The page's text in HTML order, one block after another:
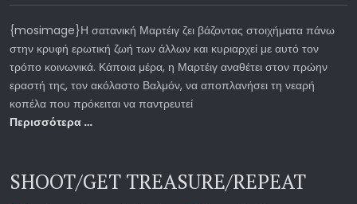
{mosimage}Η σατανική Μαρτέιγ ζει βάζοντας στοιχήματα πάνω
στην κρυφή ερωτική ζωή των άλλων και κυριαρχεί με αυτό τον
τρόπο κοινωνικά. Κάποια μέρα, η Μαρτέιγ αναθέτει στον πρώην
εραστή της, τον ακόλαστο Βαλμόν, να αποπλανήσει τη νεαρή
κοπέλα που πρόκειται να παντρευτεί
Περισσότερα …
SHOOT/GET TREASURE/REPEAT